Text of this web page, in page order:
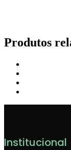
Produtos
Institucional